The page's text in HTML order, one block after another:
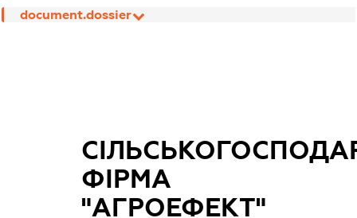
document.dossier
ФІРМА
"АГРОЕФЕКТ"